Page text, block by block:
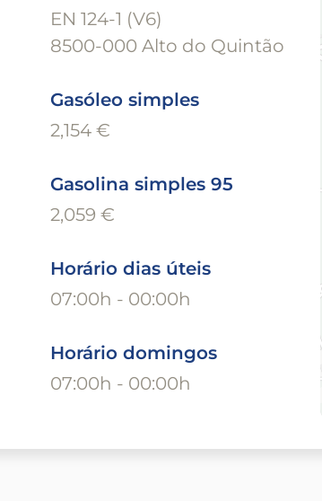
EN 124-1 (V6)
8500-000 Alto do Quintão
Gasóleo simples
2,154 €
Gasolina simples 95
2,059 €
Horário dias úteis
07:00h - 00:00h
Horário domingos
07:00h - 00:00h